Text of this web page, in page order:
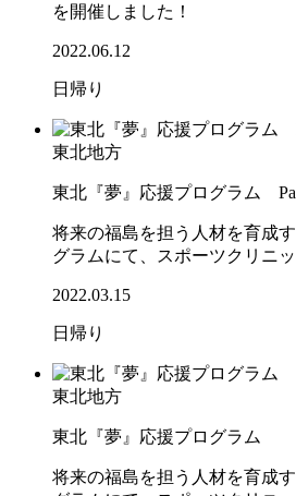
を開催しました！
2022.06.12
日帰り
東北地方
東北『夢』応援プログラム
将来の福島を担う人材を育成
グラムにて、スポーツクリニ
2022.03.15
日帰り
東北地方
東北『夢』応援プログラム
将来の福島を担う人材を育成